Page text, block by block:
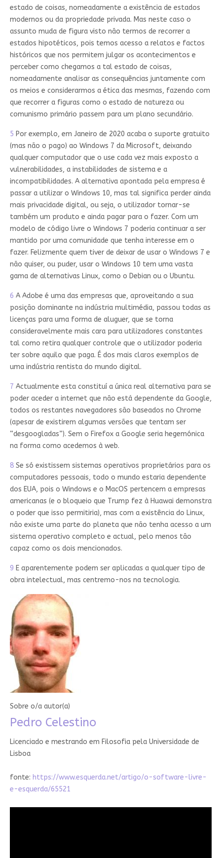
estado de coisas, nomeadamente a existência de estados
modernos ou da propriedade privada. Mas neste caso o
assunto muda de figura visto não termos de recorrer a
estados hipotéticos, pois temos acesso a relatos e factos
históricos que nos permitem julgar os acontecimentos e
perceber como chegamos a tal estado de coisas,
nomeadamente analisar as consequências juntamente com
os meios e considerarmos a ética das mesmas, fazendo com
que recorrer a figuras como o estado de natureza ou
comunismo primário passem para um plano secundário.
5 Por exemplo, em Janeiro de 2020 acaba o suporte gratuito
(mas não o pago) ao Windows 7 da Microsoft, deixando
qualquer computador que o use cada vez mais exposto a
vulnerabilidades, a instabilidades de sistema e a
incompatibilidades. A alternativa apontada pela empresa é
passar a utilizar o Windows 10, mas tal significa perder ainda
mais privacidade digital, ou seja, o utilizador tornar-se
também um produto e ainda pagar para o fazer. Com um
modelo de código livre o Windows 7 poderia continuar a ser
mantido por uma comunidade que tenha interesse em o
fazer. Felizmente quem tiver de deixar de usar o Windows 7 e
não quiser, ou puder, usar o Windows 10 tem uma vasta
gama de alternativas Linux, como o Debian ou o Ubuntu.
6 A Adobe é uma das empresas que, aproveitando a sua
posição dominante na indústria multimédia, passou todas as
licenças para uma forma de aluguer, que se torna
consideravelmente mais cara para utilizadores constantes
tal como retira qualquer controle que o utilizador poderia
ter sobre aquilo que paga. É dos mais claros exemplos de
uma indústria rentista do mundo digital.
7 Actualmente esta constituí a única real alternativa para se
poder aceder a internet que não está dependente da Google,
todos os restantes navegadores são baseados no Chrome
(apesar de existirem algumas versões que tentam ser
“desgoogladas”). Sem o Firefox a Google seria hegemónica
na forma como acedemos à web.
8Se só existissem sistemas operativos proprietários para os
computadores pessoais, todo o mundo estaria dependente
dos EUA, pois o Windows e o MacOS pertencem a empresas
americanas (e o bloqueio que Trump fez à Huawai demonstra
o poder que isso permitiria), mas com a existência do Linux,
não existe uma parte do planeta que não tenha acesso a um
sistema operativo completo e actual, pelo menos tão
capaz como os dois mencionados.
9 E aparentemente podem ser aplicadas a qualquer tipo de
obra intelectual, mas centremo-nos na tecnologia.
Sobre o/a autor(a)
Pedro Celestino
Licenciado e mestrando em Filosofia pela Universidade de
Lisboa
fonte: https://www.esquerda.net/artigo/o-software-livre-
e-esquerda/65521